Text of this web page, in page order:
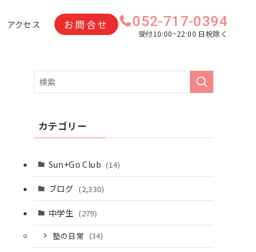
アクセス お問合せ 052-717-0394
受付10:00~22:00 日祝除く
カテゴリー
Sun+Go Club (14)
ブログ (2,330)
中学生 (279)
塾の日常 (34)